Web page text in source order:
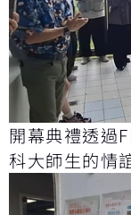
開幕典禮透過
科大師生的情